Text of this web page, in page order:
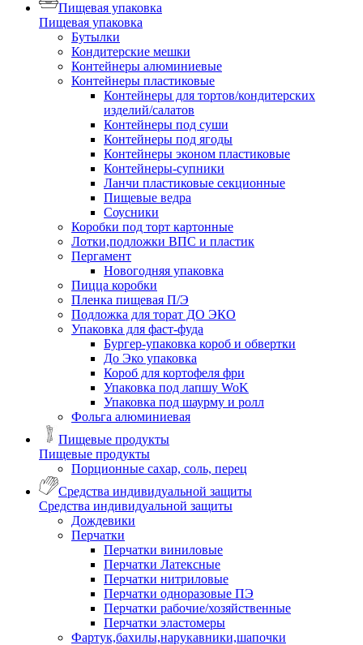
Пищевая упаковка
Пищевая упаковка
Бутылки
Кондитерские мешки
Контейнеры алюминиевые
Контейнеры пластиковые
Контейнеры для тортов/кондитерских
изделий/салатов
Контейнеры под суши
Контейнеры под ягоды
Контейнеры эконом пластиковые
Контейнеры-супники
Ланчи пластиковые секционные
Пищевые ведра
Соусники
Коробки под торт картонные
Лотки,подложки ВПС и пластик
Пергамент
Новогодняя упаковка
Пицца коробки
Пленка пищевая П/Э
Подложка для торат ДО ЭКО
Упаковка для фаст-фуда
Бургер-упаковка короб и обвертки
До Эко упаковка
Короб для кортофеля фри
Упаковка под лапшу WoK
Упаковка под шаурму и ролл
Фольга алюминиевая
Пищевые продукты
Пищевые продукты
Порционные сахар, соль, перец
Средства индивидуальной защиты
Средства индивидуальной защиты
Дождевики
Перчатки
Перчатки виниловые
Перчатки Латексные
Перчатки нитриловые
Перчатки одноразовые ПЭ
Перчатки рабочие/хозяйственные
Перчатки эластомеры
Фартук,бахилы,нарукавники,шапочки